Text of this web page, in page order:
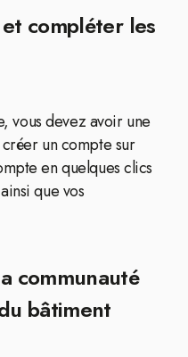
compléter les
vous devez avoir une
un compte sur
en quelques clics
que vos
communauté
bâtiment